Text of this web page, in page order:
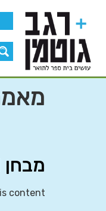
מבחן 1 שאלה 12
content